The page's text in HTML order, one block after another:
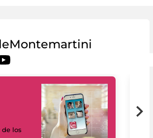
de los